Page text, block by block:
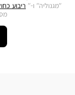
"מגנוליה" ו-" ריבוע